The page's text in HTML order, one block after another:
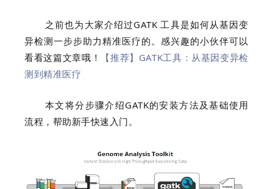
之前也为大家介绍过GATK 工具是如何从基因变
异检测一步步助力精准医疗的。感兴趣的小伙伴可以
看看这篇文章哦！
【推荐】GATK工具：从基因变异检
测到精准医疗
本文将分步骤介绍GATK的安装方法及基础使用
流程，帮助新手快速入门。